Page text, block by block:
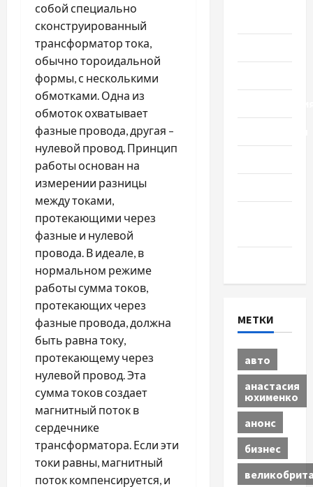
собой специально
сконструированный
трансформатор тока,
обычно тороидальной
формы, с несколькими
обмотками. Одна из
обмоток охватывает
фазные провода, другая –
нулевой провод. Принцип
работы основан на
измерении разницы
между токами,
протекающими через
фазные и нулевой
провода. В идеале, в
нормальном режиме
работы сумма токов,
протекающих через
фазные провода, должна
быть равна току,
протекающему через
нулевой провод. Эта
сумма токов создает
магнитный поток в
сердечнике
трансформатора. Если эти
токи равны, магнитный
поток компенсируется, и
МЕТКИ
авто
анастасия
юхименко
анонс
бизнес